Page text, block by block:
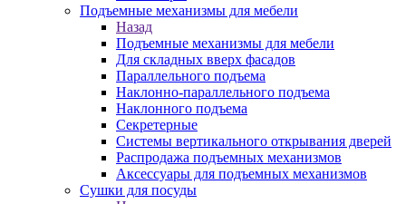
Подъемные механизмы для мебели
Назад
Подъемные механизмы для мебели
Для складных вверх фасадов
Параллельного подъема
Наклонно-параллельного подъема
Наклонного подъема
Секретерные
Системы вертикального открывания дверей
Распродажа подъемных механизмов
Аксессуары для подъемных механизмов
Сушки для посуды